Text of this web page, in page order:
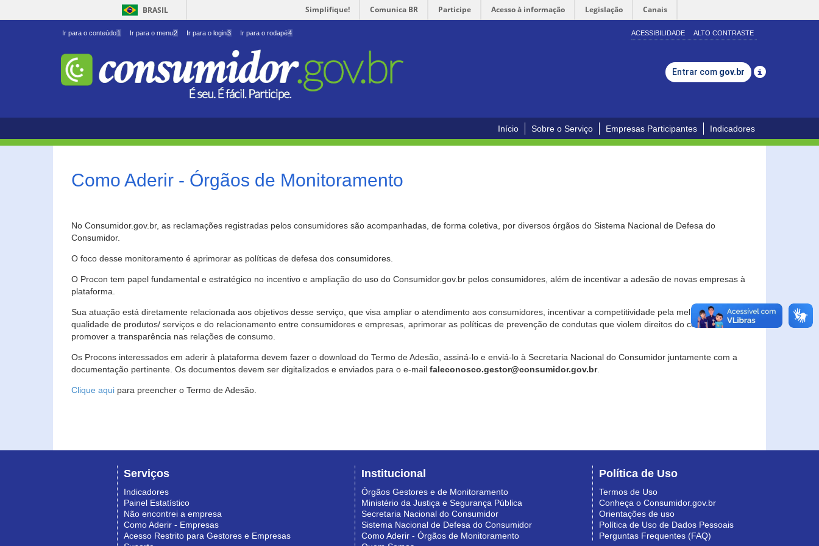
BRASIL Simplifique! Comunica BR Participe Acesso à informação Legislação Canais
Ir para o conteúdo1 Ir para o menu2 Ir para o login3 Ir para o rodapé4 ACESSIBILIDADE ALTO CONTRASTE
Entrar com gov.br
Início Sobre o Serviço Empresas Participantes Indicadores
Como Aderir - Órgãos de Monitoramento
No Consumidor.gov.br, as reclamações registradas pelos consumidores são acompanhadas, de forma coletiva, por diversos órgãos do Sistema Nacional de Defesa do
Consumidor.
O foco desse monitoramento é aprimorar as políticas de defesa dos consumidores.
O Procon tem papel fundamental e estratégico no incentivo e ampliação do uso do Consumidor.gov.br pelos consumidores, além de incentivar a adesão de novas empresas à
plataforma.
Sua atuação está diretamente relacionada aos objetivos desse serviço, que visa ampliar o atendimento aos consumidores, incentivar a competitividade pela melhoria da
qualidade de produtos/ serviços e do relacionamento entre consumidores e empresas, aprimorar as políticas de prevenção de condutas que violem direitos do consumidor e
promover a transparência nas relações de consumo.
Os Procons interessados em aderir à plataforma devem fazer o download do Termo de Adesão, assiná-lo e enviá-lo à Secretaria Nacional do Consumidor juntamente com a
documentação pertinente. Os documentos devem ser digitalizados e enviados para o e-mail faleconosco.gestor@consumidor.gov.br.
Clique aqui para preencher o Termo de Adesão.
Serviços
Indicadores
Painel Estatístico
Não encontrei a empresa
Como Aderir - Empresas
Acesso Restrito para Gestores e Empresas
Institucional
Órgãos Gestores e de Monitoramento
Ministério da Justiça e Segurança Pública
Secretaria Nacional do Consumidor
Sistema Nacional de Defesa do Consumidor
Como Aderir - Órgãos de Monitoramento
Política de Uso
Termos de Uso
Conheça o Consumidor.gov.br
Orientações de uso
Política de Uso de Dados Pessoais
Perguntas Frequentes (FAQ)